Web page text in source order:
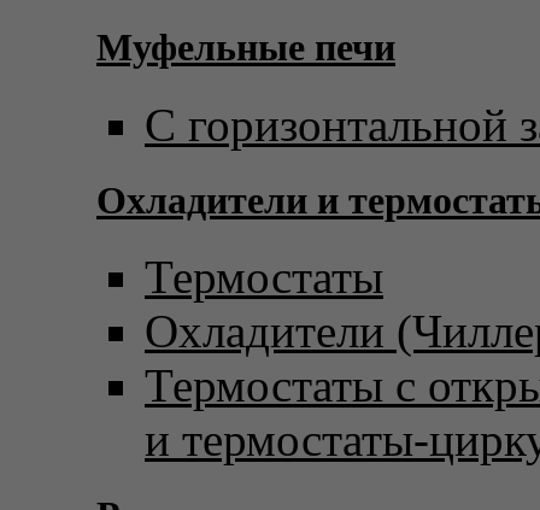
Муфельные печи
С горизонтальной
Охладители и
Термостаты
Охладители
Термостаты с
и термостаты-